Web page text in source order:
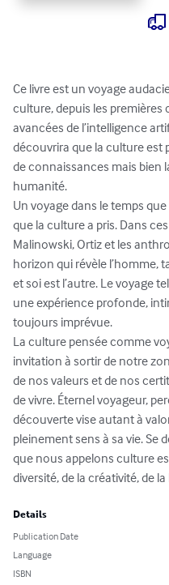
Ce livre est un voyage
culture, depuis les premières
avancées de l’intelligence
découvrira que la culture est
de connaissances mais bien
humanité.
Un voyage dans le temps
que la culture a pris. Dans
Malinowski, Ortiz et les
horizon qui révèle l’homme,
et soi est l’autre. Le voyage
une expérience profonde,
toujours imprévue.
La culture pensée comme
invitation à sortir de notre
de nos valeurs et de nos
de vivre. Éternel voyageur,
découverte vise autant à
pleinement sens à sa vie. Se
que nous appelons culture
diversité, de la créativité, de
Details
Publication Date
Language
ISBN